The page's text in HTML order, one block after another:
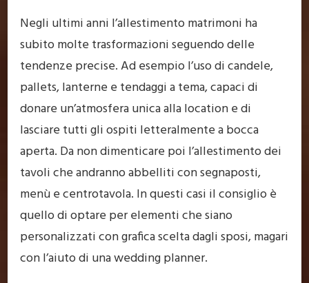
Negli ultimi anni l’allestimento matrimoni ha
subito molte trasformazioni seguendo delle
tendenze precise. Ad esempio l’uso di candele,
pallets, lanterne e tendaggi a tema, capaci di
donare un’atmosfera unica alla location e di
lasciare tutti gli ospiti letteralmente a bocca
aperta. Da non dimenticare poi l’allestimento dei
tavoli che andranno abbelliti con segnaposti,
menù e centrotavola. In questi casi il consiglio è
quello di optare per elementi che siano
personalizzati con grafica scelta dagli sposi, magari
con l’aiuto di una wedding planner.